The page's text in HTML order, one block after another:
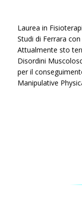
Laurea in
Studi di Ferrara
Attualmente sto
Disordini
per il
Manipulative